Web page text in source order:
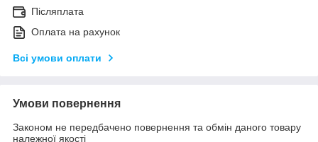
Післяплата
Оплата на рахунок
Всі умови оплати
Умови повернення
Законом не передбачено повернення та обмін даного товару
належної якості